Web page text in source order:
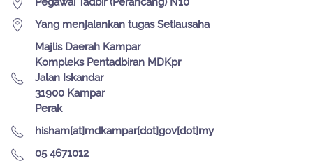
Yang menjalankan tugas Setiausaha
Majlis Daerah Kampar
Kompleks Pentadbiran MDKpr
Jalan Iskandar
31900 Kampar
Perak
hisham[at]mdkampar[dot]gov[dot]my
05 4671012